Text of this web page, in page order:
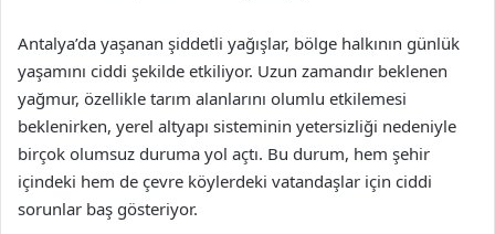
Antalya’da yaşanan şiddetli yağışlar, bölge halkının günlük
yaşamını ciddi şekilde etkiliyor. Uzun zamandır beklenen
yağmur, özellikle tarım alanlarını olumlu etkilemesi
beklenirken, yerel altyapı sisteminin yetersizliği nedeniyle
birçok olumsuz duruma yol açtı. Bu durum, hem şehir
içindeki hem de çevre köylerdeki vatandaşlar için ciddi
sorunlar baş gösteriyor.